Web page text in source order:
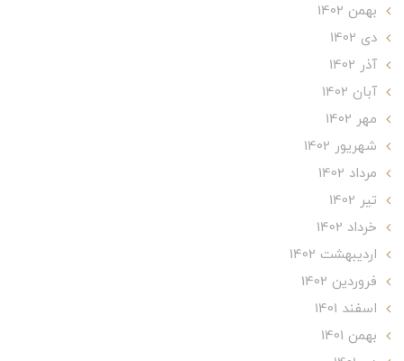
بهمن 1402
دی 1402
آذر 1402
آبان 1402
مهر 1402
شهریور 1402
مرداد 1402
تير 1402
خرداد 1402
ارديبهشت 1402
فروردین 1402
اسفند 1401
بهمن 1401